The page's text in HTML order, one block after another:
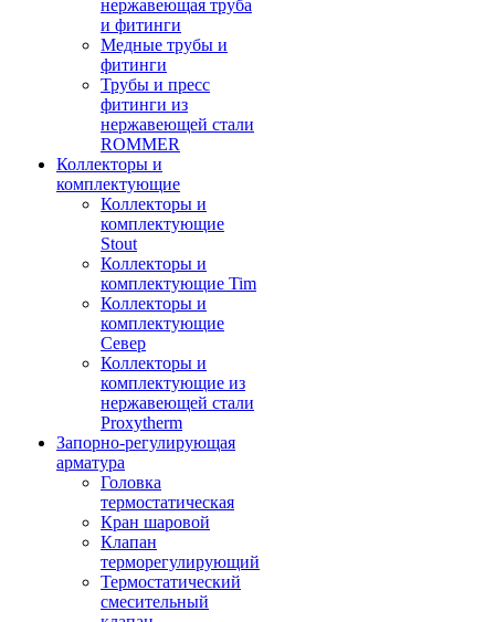
нержавеющая труба
и фитинги
Медные трубы и
фитинги
Трубы и пресс
фитинги из
нержавеющей стали
ROMMER
Коллекторы и
комплектующие
Коллекторы и
комплектующие
Stout
Коллекторы и
комплектующие Tim
Коллекторы и
комплектующие
Север
Коллекторы и
комплектующие из
нержавеющей стали
Proxytherm
Запорно-регулирующая
арматура
Головка
термостатическая
Кран шаровой
Клапан
терморегулирующий
Термостатический
смесительный